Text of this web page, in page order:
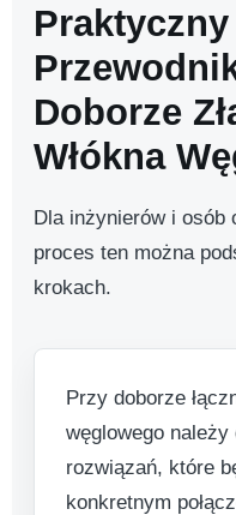
Doborze
Włókna
Dla inżynierów i osób
proces ten można
krokach.
Przy doborze
węglowego
rozwiązań, które
konkretnym